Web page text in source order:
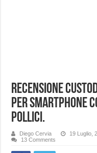
Recensione
per smartphone
pollici.
Diego Cervia 19 Luglio,
13 Comments